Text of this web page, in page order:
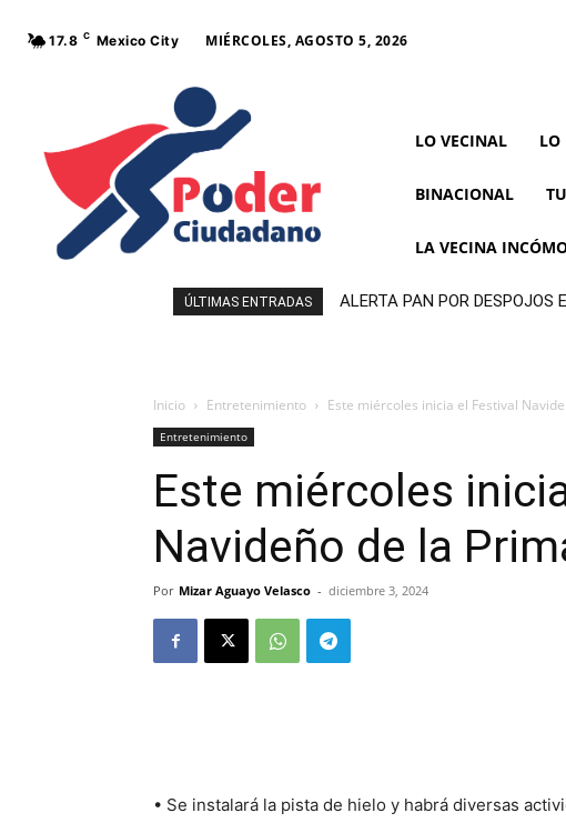
17.8 C Mexico City MIÉRCOLES, AGOSTO 5, 2026
LO VECINAL LO
BINACIONAL
LA VECINA
ÚLTIMAS ENTRADAS
ALERTA PAN POR DESPOJOS
Inicio Entretenimiento Este miércoles inicia el Festival
Entretenimiento
Este miércoles
Navideño de la
Por Mizar Aguayo Velasco - diciembre 3, 2024
• Se instalará la pista de hielo y habrá diversas